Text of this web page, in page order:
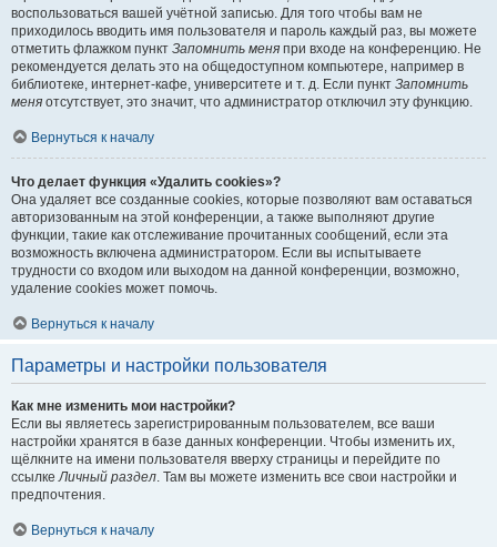
воспользоваться вашей учётной записью. Для того чтобы вам не
приходилось вводить имя пользователя и пароль каждый раз, вы можете
отметить флажком пункт Запомнить меня при входе на конференцию. Не
рекомендуется делать это на общедоступном компьютере, например в
библиотеке, интернет-кафе, университете и т. д. Если пункт Запомнить
меня отсутствует, это значит, что администратор отключил эту функцию.
Вернуться к началу
Что делает функция «Удалить cookies»?
Она удаляет все созданные cookies, которые позволяют вам оставаться
авторизованным на этой конференции, а также выполняют другие
функции, такие как отслеживание прочитанных сообщений, если эта
возможность включена администратором. Если вы испытываете
трудности со входом или выходом на данной конференции, возможно,
удаление cookies может помочь.
Вернуться к началу
Параметры и настройки пользователя
Как мне изменить мои настройки?
Если вы являетесь зарегистрированным пользователем, все ваши
настройки хранятся в базе данных конференции. Чтобы изменить их,
щёлкните на имени пользователя вверху страницы и перейдите по
ссылкеЛичный раздел. Там вы можете изменить все свои настройки и
предпочтения.
Вернуться к началу